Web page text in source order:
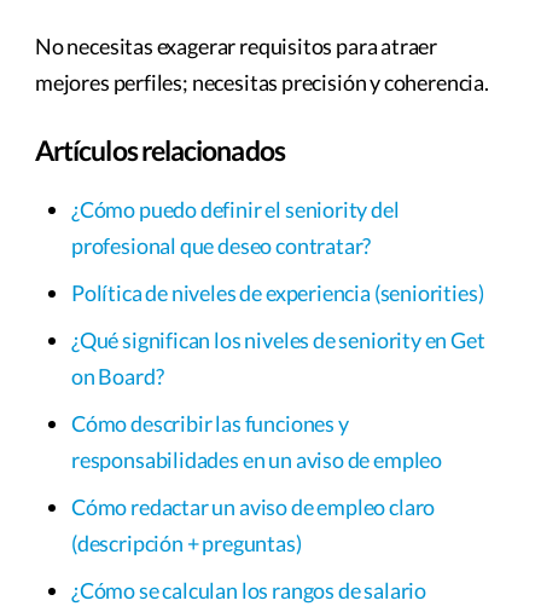
No necesitas exagerar requisitos para atraer
mejores perfiles; necesitas precisión y coherencia.
Artículos relacionados
¿Cómo puedo definir el seniority del
profesional que deseo contratar?
Política de niveles de experiencia (seniorities)
¿Qué significan los niveles de seniority en Get
on Board?
Cómo describir las funciones y
responsabilidades en un aviso de empleo
Cómo redactar un aviso de empleo claro
(descripción + preguntas)
¿Cómo se calculan los rangos de salario